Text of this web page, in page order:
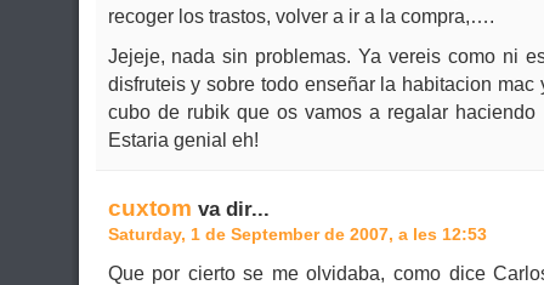
recoger los trastos, volver a ir a la compra,….
Jejeje, nada sin problemas. Ya vereis como ni
disfruteis y sobre todo enseñar la habitacion
cubo de rubik que os vamos a regalar
Estaria genial eh!
cuxtom va dir...
Saturday, 1 de September de 2007, a les 12:53
Que por cierto se me olvidaba, como dice